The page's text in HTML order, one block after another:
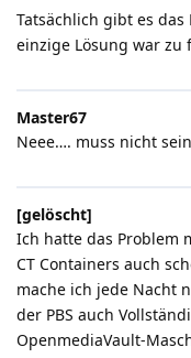
Tatsächlich gibt es
einzige Lösung war zu
Master67
Neee…. muss nicht
[gelöscht]
Ich hatte das Problem
CT Containers auch
mache ich jede Nacht
der PBS auch
OpenmediaVault-